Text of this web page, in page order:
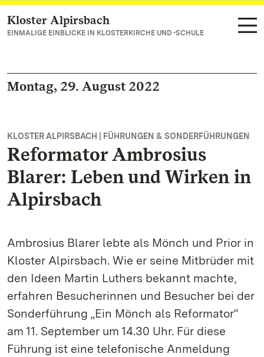
Zum Hauptinhalt springen
Kloster Alpirsbach
EINMALIGE EINBLICKE IN KLOSTERKIRCHE UND -SCHULE
Montag, 29. August 2022
KLOSTER ALPIRSBACH | FÜHRUNGEN & SONDERFÜHRUNGEN
Reformator Ambrosius
Blarer: Leben und Wirken in
Alpirsbach
Ambrosius Blarer lebte als Mönch und Prior in
Kloster Alpirsbach. Wie er seine Mitbrüder mit
den Ideen Martin Luthers bekannt machte,
erfahren Besucherinnen und Besucher bei der
Sonderführung „Ein Mönch als Reformator“
am 11. September um 14.30 Uhr. Für diese
Führung ist eine telefonische Anmeldung